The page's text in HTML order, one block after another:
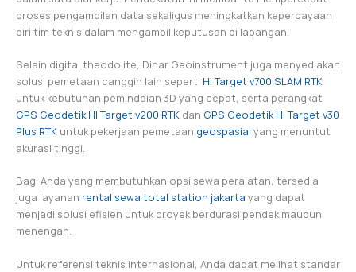
proses pengambilan data sekaligus meningkatkan kepercayaan
diri tim teknis dalam mengambil keputusan di lapangan.
Selain digital theodolite, Dinar Geoinstrument juga menyediakan
solusi pemetaan canggih lain seperti Hi Targetv700 SLAM RTK
untuk kebutuhan pemindaian 3D yang cepat, serta perangkat
GPS Geodetik HI Target v200 RTK dan GPS Geodetik HI Target v30
Plus RTK untuk pekerjaan pemetaan geospasial yang menuntut
akurasi tinggi.
Bagi Anda yang membutuhkan opsi sewa peralatan, tersedia
juga layanan rental sewa total station jakarta yang dapat
menjadi solusi efisien untuk proyek berdurasi pendek maupun
menengah.
Untuk referensi teknis internasional, Anda dapat melihat standar